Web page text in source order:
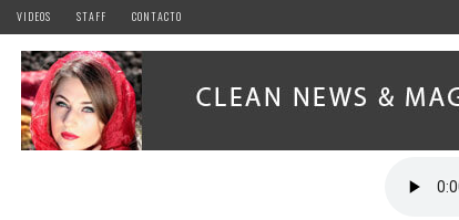
VIDEOS STAFF CONTACTO